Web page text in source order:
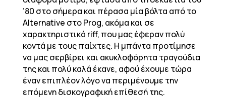
’80 στο σήμερα και πέρασα μία βόλτα από το
Alternative στο Prog, ακόμα και σε
χαρακτηριστικά riff, που μας έφεραν πολύ
κοντά με τους παίχτες. Η μπάντα προτίμησε
να μας σερβίρει και ακυκλοφόρητα τραγούδια
της και πολύ καλά έκανε, αφού έχουμε τώρα
έναν επιπλέον λόγο να περιμένουμε την
επόμενη δισκογραφική επίθεσή της.